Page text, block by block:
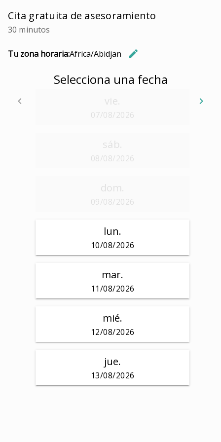
Cita gratuita de asesoramiento
30 minutos
Tu zona horaria:Africa/Abidjan
edit
Selecciona una fecha
keyboard_arrow_left
keyboard_arrow_right
vie.
07/08/2026
sáb.
08/08/2026
dom.
09/08/2026
lun.
10/08/2026
mar.
11/08/2026
mié.
12/08/2026
jue.
13/08/2026